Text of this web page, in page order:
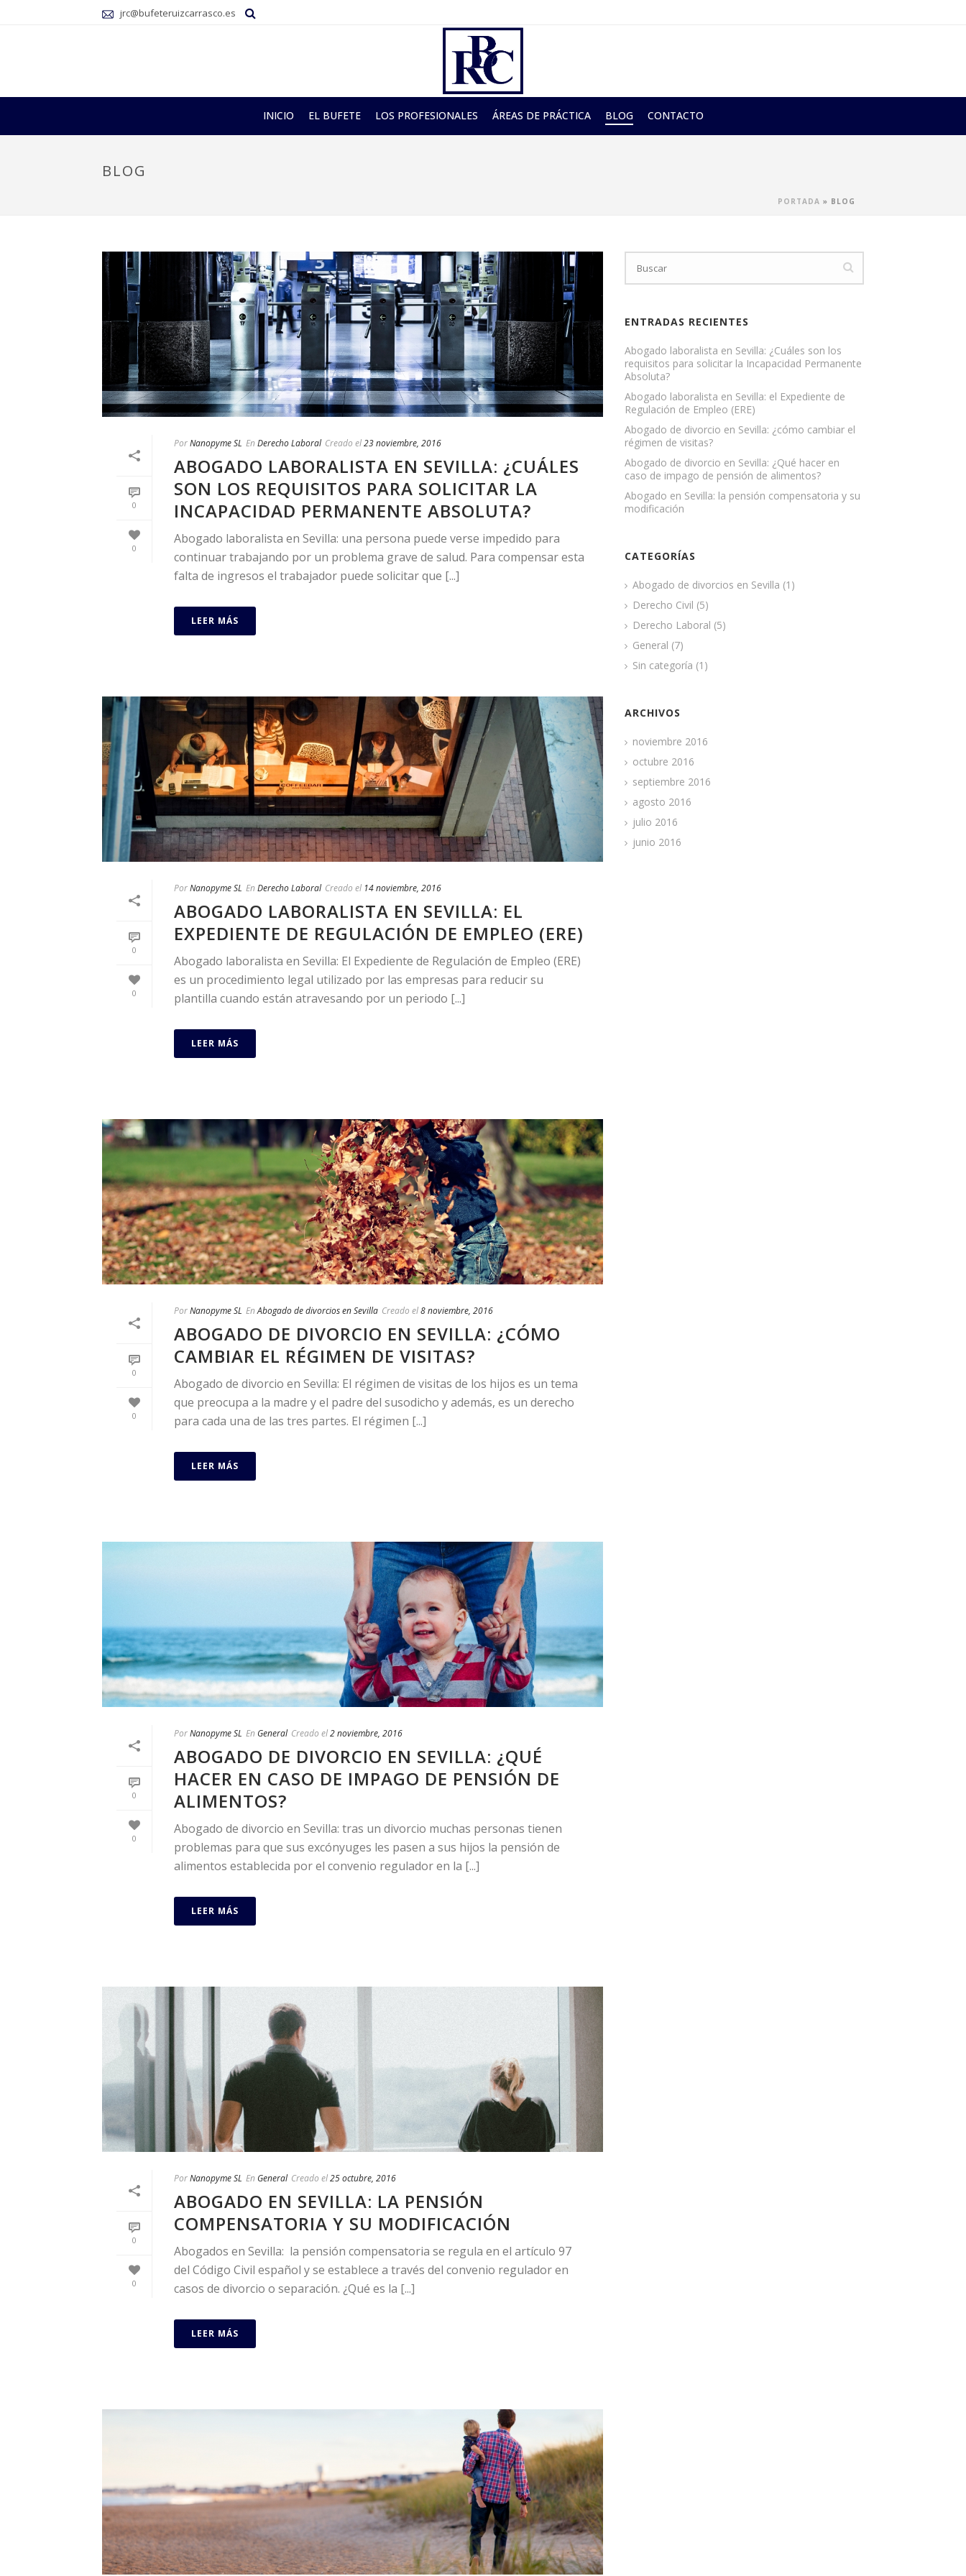
jrc@bufeteruizcarrasco.es
INICIO EL BUFETE LOS PROFESIONALES ÁREAS DE PRÁCTICA BLOG CONTACTO
BLOG
PORTADA » BLOG
0
0
PorNanopyme SL En Derecho Laboral Creado el23 noviembre, 2016
ABOGADO LABORALISTA EN SEVILLA: ¿CUÁLES
SON LOS REQUISITOS PARA SOLICITAR LA
INCAPACIDAD PERMANENTE ABSOLUTA?
Abogado laboralista en Sevilla: una persona puede verse impedido para
continuar trabajando por un problema grave de salud. Para compensar esta
falta de ingresos el trabajador puede solicitar que [...]
LEER MÁS
0
0
PorNanopyme SL En Derecho Laboral Creado el 14 noviembre, 2016
ABOGADO LABORALISTA EN SEVILLA: EL
EXPEDIENTE DE REGULACIÓN DE EMPLEO (ERE)
Abogado laboralista en Sevilla: El Expediente de Regulación de Empleo (ERE)
es un procedimiento legal utilizado por las empresas para reducir su
plantilla cuando están atravesando por un periodo [...]
LEER MÁS
0
0
PorNanopyme SL En Abogado de divorcios en Sevilla Creado el8 noviembre, 2016
ABOGADO DE DIVORCIO EN SEVILLA: ¿CÓMO
CAMBIAR EL RÉGIMEN DE VISITAS?
Abogado de divorcio en Sevilla: El régimen de visitas de los hijos es un tema
que preocupa a la madre y el padre del susodicho y además, es un derecho
para cada una de las tres partes. El régimen [...]
LEER MÁS
0
0
PorNanopyme SL En General Creado el2 noviembre, 2016
ABOGADO DE DIVORCIO EN SEVILLA: ¿QUÉ
HACER EN CASO DE IMPAGO DE PENSIÓN DE
ALIMENTOS?
Abogado de divorcio en Sevilla: tras un divorcio muchas personas tienen
problemas para que sus excónyuges les pasen a sus hijos la pensión de
alimentos establecida por el convenio regulador en la [...]
LEER MÁS
0
0
PorNanopyme SL En General Creado el25 octubre, 2016
ABOGADO EN SEVILLA: LA PENSIÓN
COMPENSATORIA Y SU MODIFICACIÓN
Abogados en Sevilla: la pensión compensatoria se regula en el artículo 97
del Código Civil español y se establece a través del convenio regulador en
casos de divorcio o separación. ¿Qué es la [...]
LEER MÁS
ENTRADAS RECIENTES
Abogado laboralista en Sevilla: ¿Cuáles son los
requisitos para solicitar la Incapacidad Permanente
Absoluta?
Abogado laboralista en Sevilla: el Expediente de
Regulación de Empleo (ERE)
Abogado de divorcio en Sevilla: ¿cómo cambiar el
régimen de visitas?
Abogado de divorcio en Sevilla: ¿Qué hacer en
caso de impago de pensión de alimentos?
Abogado en Sevilla: la pensión compensatoria y su
modificación
CATEGORÍAS
Abogado de divorcios en Sevilla (1)
Derecho Civil (5)
Derecho Laboral (5)
General (7)
Sin categoría (1)
ARCHIVOS
noviembre 2016
octubre 2016
septiembre 2016
agosto 2016
julio 2016
junio 2016